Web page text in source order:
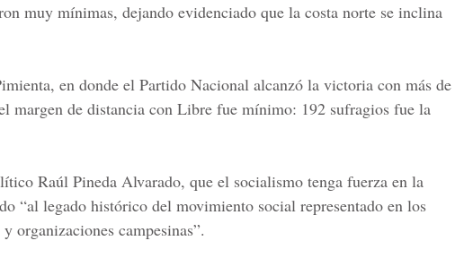
muy mínimas, dejando evidenciado que la costa norte se inclina
en donde el Partido Nacional alcanzó la victoria con más de
margen de distancia con Libre fue mínimo: 192 sufragios fue la
Raúl Pineda Alvarado, que el socialismo tenga fuerza en la
“al legado histórico del movimiento social representado en los
organizaciones campesinas”.